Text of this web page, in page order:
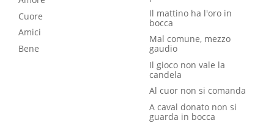
Cuore
Amici
Bene
Il mattino ha l'oro in
bocca
Mal comune, mezzo
gaudio
Il gioco non vale la
candela
Al cuor non si comanda
A caval donato non si
guarda in bocca